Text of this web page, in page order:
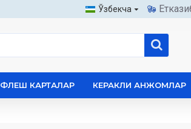
Ўзбекча
ФЛЕШ КАРТАЛАР КЕРАКЛИ АНЖОМЛАР